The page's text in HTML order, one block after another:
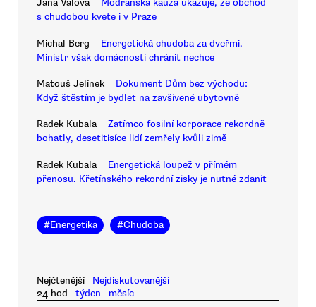
Jana Valová
Modřanská kauza ukazuje, že obchod
s chudobou kvete i v Praze
Michal Berg
Energetická chudoba za dveřmi.
Ministr však domácnosti chránit nechce
Matouš Jelínek
Dokument Dům bez východu:
Když štěstím je bydlet na zavšivené ubytovně
Radek Kubala
Zatímco fosilní korporace rekordně
bohatly, desetitisíce lidí zemřely kvůli zimě
Radek Kubala
Energetická loupež v přímém
přenosu. Křetínského rekordní zisky je nutné zdanit
#Energetika #Chudoba
Nejčtenější
Nejdiskutovanější
24 hod
týden měsíc